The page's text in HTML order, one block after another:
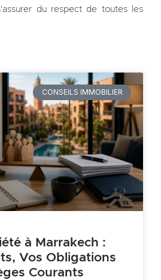
du respect de toutes les
CONSEILS IMMOBILIER
à Marrakech :
Vos Obligations
Courants